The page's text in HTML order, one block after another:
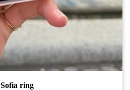
Sofia ring